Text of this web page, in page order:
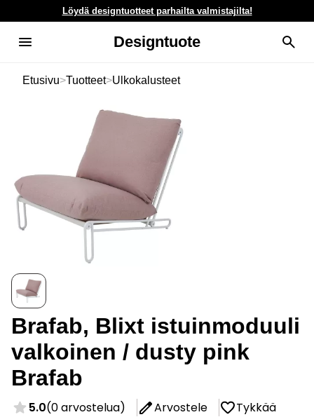
Löydä designtuotteet parhailta valmistajilta!
Designtuote
Etusivu>Tuotteet>Ulkokalusteet
Brafab, Blixt istuinmoduuli
valkoinen / dusty pink
Brafab
5.0(0 arvostelua) Arvostele
Tykkää